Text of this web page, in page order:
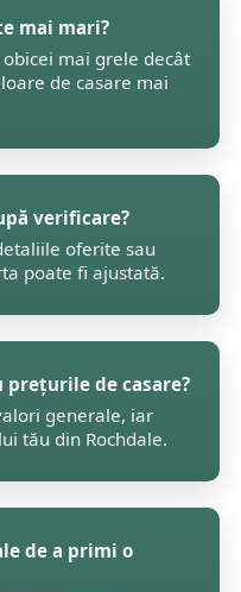
mai mari?
mai grele decât
de casare mai
verificare?
oferite sau
poate fi ajustată.
prețurile de casare?
generale, iar
tău din Rochdale.
de a primi o